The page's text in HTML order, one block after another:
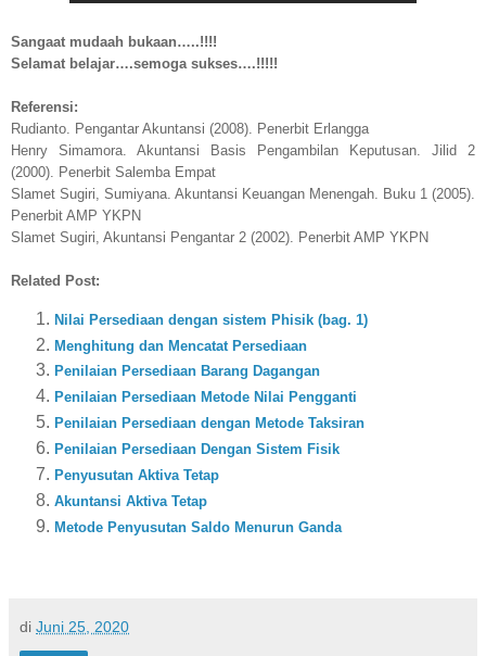
Sangaat mudaah bukaan…..!!!!
Selamat belajar….semoga sukses….!!!!!
Referensi:
Rudianto. Pengantar Akuntansi (2008). Penerbit Erlangga
Henry Simamora. Akuntansi Basis Pengambilan Keputusan. Jilid 2
(2000). Penerbit Salemba Empat
Slamet Sugiri, Sumiyana. Akuntansi Keuangan Menengah. Buku 1 (2005).
Penerbit AMP YKPN
Slamet Sugiri, Akuntansi Pengantar 2 (2002). Penerbit AMP YKPN
Related Post:
Nilai Persediaan dengan sistem Phisik (bag. 1)
Menghitung dan Mencatat Persediaan
Penilaian Persediaan Barang Dagangan
Penilaian Persediaan Metode Nilai Pengganti
Penilaian Persediaan dengan Metode Taksiran
Penilaian Persediaan Dengan Sistem Fisik
Penyusutan Aktiva Tetap
Akuntansi Aktiva Tetap
Metode Penyusutan Saldo Menurun Ganda
di Juni 25, 2020